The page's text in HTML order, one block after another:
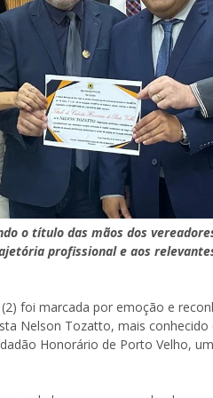
o título das mãos dos
profissional e aos
foi marcada por emoção e
Nelson Tozatto, mais
Honorário de Porto Velho,